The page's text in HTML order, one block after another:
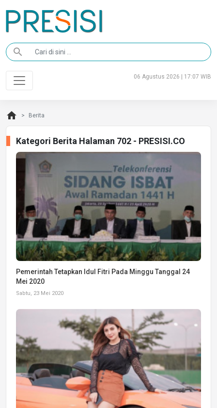
search
06 Agustus 2026 | 17:07 WIB
home Berita
Kategori Berita Halaman 702 - PRESISI.CO
Pemerintah Tetapkan Idul Fitri Pada Minggu Tanggal 24
Mei 2020
Sabtu, 23 Mei 2020